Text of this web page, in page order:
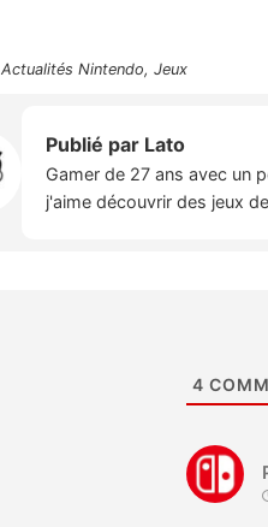
Actualités Nintendo, Jeux
Publié par Lato
Gamer de 27 ans avec un
j'aime découvrir des jeux
4